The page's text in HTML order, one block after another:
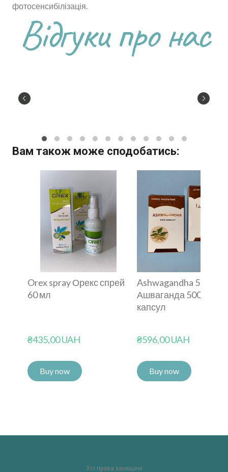
фотосенсибілізація.
Відгуки про нас
Вам також може сподобатись:
Orex spray Орекс спрей
60 мл
₴435,00 UAH
Buy now
Ashwagandha 500 mg
Ашваганда 500 мг 30
капсул
₴596,00 UAH
Buy now
Усі права захищені